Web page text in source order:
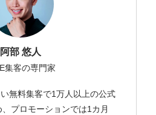
阿部 悠人
集客の専門家
無料集客で1万人以上の公式
プロモーションでは1カ月